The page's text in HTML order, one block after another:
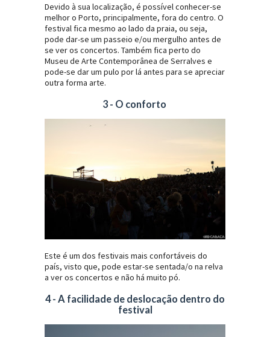
Devido à sua localização, é possível conhecer-se
melhor o Porto, principalmente, fora do centro. O
festival fica mesmo ao lado da praia, ou seja,
pode dar-se um passeio e/ou mergulho antes de
se ver os concertos. Também fica perto do
Museu de Arte Contemporânea de Serralves e
pode-se dar um pulo por lá antes para se apreciar
outra forma arte.
3 - O conforto
Este é um dos festivais mais confortáveis do
país, visto que, pode estar-se sentada/o na relva
a ver os concertos e não há muito pó.
4 - A facilidade de deslocação dentro do
festival